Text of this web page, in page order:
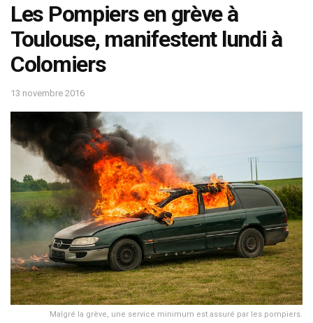
Les Pompiers en grève à
Toulouse, manifestent lundi à
Colomiers
13 novembre 2016
Malgré la grève, une service minimum est assuré par les pompiers.